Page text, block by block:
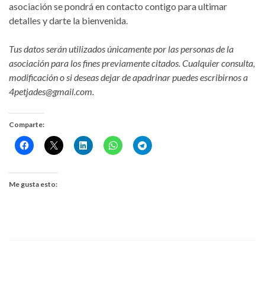
asociación se pondrá en contacto contigo para ultimar
detalles y darte la bienvenida.
Tus datos serán utilizados únicamente por las personas de la
asociación para los fines previamente citados. Cualquier consulta,
modificación o si deseas dejar de apadrinar puedes escribirnos a
4petjades@gmail.com.
Comparte:
Me gusta esto: